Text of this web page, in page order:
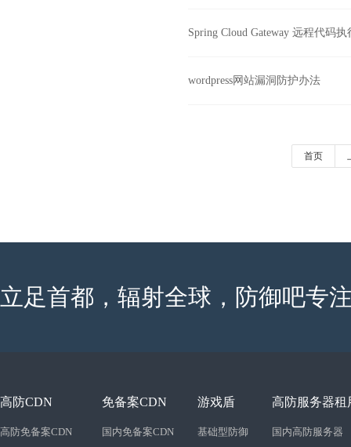
Spring Cloud Gateway 远程代码执
wordpress网站漏洞防护办法
首页
立足首都，辐射全球，防御吧专
高防CDN
高防免备案CDN
免备案CDN
国内免备案CDN
游戏盾
基础型防御
高防服务器租
国内高防服务器